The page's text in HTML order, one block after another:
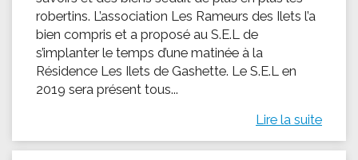
robertins. L’association Les Rameurs des Ilets l’a
bien compris et a proposé au S.E.L de
s’implanter le temps d’une matinée à la
Résidence Les Ilets de Gashette. Le S.E.L en
2019 sera présent tous...
Lire la suite